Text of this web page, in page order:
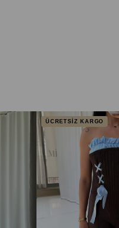
ÜCRETSİZ KARGO